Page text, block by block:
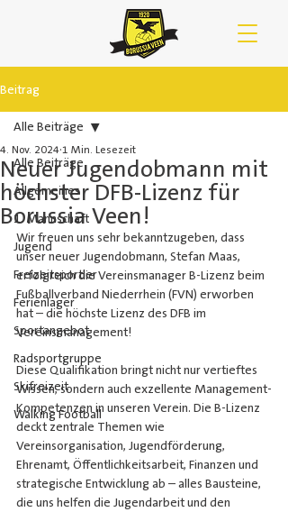
Beitrag
Alle Beiträge
Allgemeines
1. Mannschaft
Jugend
Freizeitsportler
Ferienlager
Sportangebot
Radsportgruppe
Skifreizeit
Walking Football
Alle Beiträge
Neuer Jugendobmann mit
höchster DFB-Lizenz für
Borussia Veen!
4. Nov. 20241 Min. Lesezeit
Wir freuen uns sehr bekanntzugeben, dass
unser neuer Jugendobmann, Stefan Maas,
erfolgreich die Vereinsmanager B-Lizenz beim
Fußballverband Niederrhein (FVN) erworben
hat – die höchste Lizenz des DFB im
Vereinsmanagement!
Diese Qualifikation bringt nicht nur vertieftes
Wissen, sondern auch exzellente Management-
Kompetenzen in unseren Verein. Die B-Lizenz
deckt zentrale Themen wie
Vereinsorganisation, Jugendförderung,
Ehrenamt, Öffentlichkeitsarbeit, Finanzen und
strategische Entwicklung ab – alles Bausteine,
die uns helfen die Jugendarbeit und den